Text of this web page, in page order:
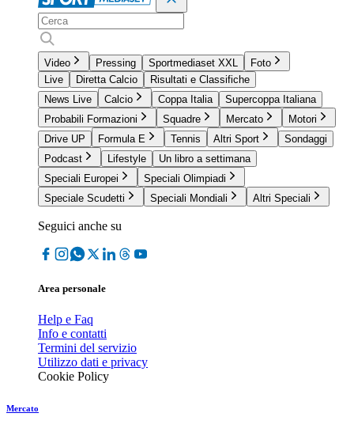
Video Pressing Sportmediaset XXL
Foto
Live
Diretta Calcio
Risultati e Classifiche
News Live
Calcio Coppa Italia
Supercoppa Italiana
Probabili Formazioni
Squadre Mercato
Motori
Drive UP
Formula E Tennis Altri Sport
Sondaggi
Podcast
Lifestyle
Un libro a settimana
Speciali Europei
Speciali Olimpiadi
Speciale Scudetti
Speciali Mondiali Altri Speciali
Seguici anche su
Area personale
Help e Faq
Info e contatti
Termini del servizio
Utilizzo dati e privacy
Cookie Policy
Mercato